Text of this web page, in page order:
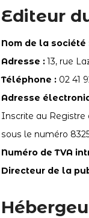
Editeur
Nom de la société
Adresse :13, rue
Téléphone : 02 41
Adresse
Inscrite au Registre
sous le numéro
Numéro de TVA
Directeur de la